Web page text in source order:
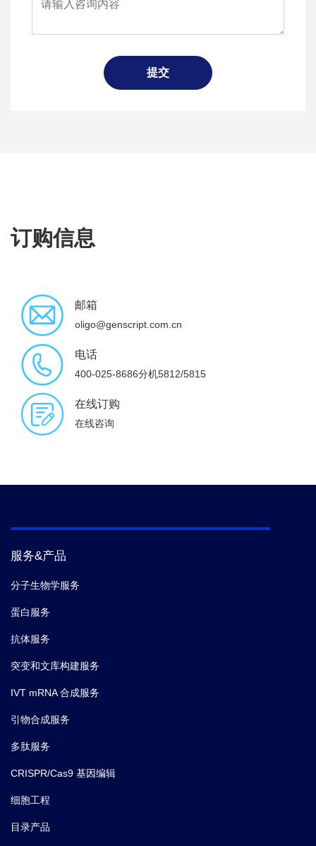
提交
订购信息
邮箱
oligo@genscript.com.cn
电话
400-025-8686分机5812/5815
在线订购
在线咨询
服务&产品
分子生物学服务
蛋白服务
抗体服务
突变和文库构建服务
IVT mRNA 合成服务
引物合成服务
多肽服务
CRISPR/Cas9 基因编辑
细胞工程
目录产品